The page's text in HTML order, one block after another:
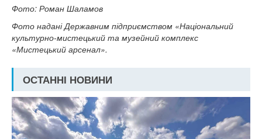
Фото: Роман Шаламов
Фото надані Державним підприємством «Національний
культурно-мистецький та музейний комплекс
«Мистецький арсенал».
ОСТАННІ НОВИНИ